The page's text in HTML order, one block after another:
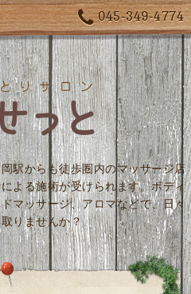
045-349-4774
駅からも徒歩圏内のマッサージ店
よる施術が受けられます。ボディ
マッサージ、アロマなどで、日々
りませんか？